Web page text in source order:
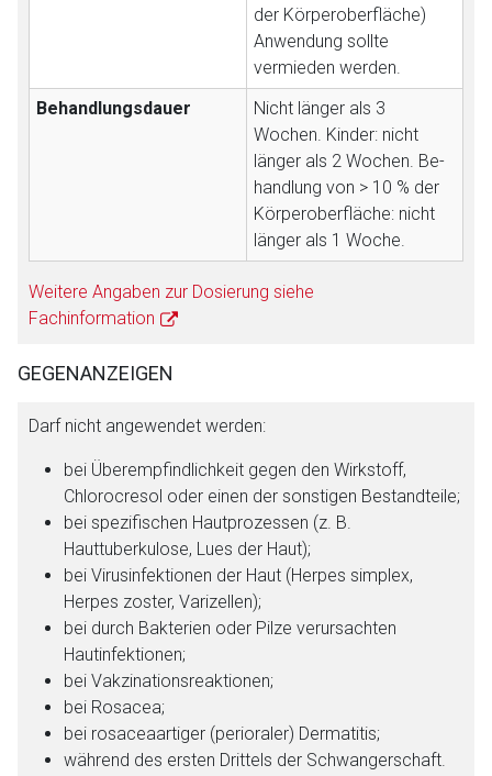
der Körperoberfläche)
Anwendung sollte
vermieden werden.
Behandlungsdauer
Nicht länger als 3
Wochen. Kinder: nicht
länger als 2 Wochen. Be­
handlung von > 10 % der
Körperoberfläche: nicht
länger als 1 Woche.
Weitere Angaben zur Dosierung siehe
Fachinformation
GEGENANZEIGEN
Darf nicht angewendet werden:
bei Überempfindlichkeit gegen den Wirkstoff,
Chlorocresol oder einen der sonstigen Bestandteile;
bei spezifischen Hautprozessen (z. B.
Hauttuberkulose, Lues der Haut);
bei Virusinfektionen der Haut (Herpes simplex,
Herpes zoster, Varizellen);
bei durch Bakterien oder Pilze verursachten
Hautinfektionen;
bei Vakzinationsreaktionen;
bei Rosacea;
bei rosaceaartiger (perioraler) Dermatitis;
während des ersten Drittels der Schwangerschaft
Der von Ihnen aufgerufene Link öffnet eine externe Web-
Seite. Für die Inhalte der externen Web-Seite ist deren
Betreiber verantwortlich. Ebenso gelten dort ggf. andere
Datenschutzbestimmungen.
Zurück zur rote-liste.de Zur Seite